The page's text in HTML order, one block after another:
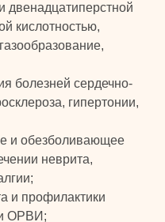
двенадцатиперстной
кислотностью,
болезней сердечно-
гипертонии,
и обезболивающее
неврита,
и профилактики
и ОРВИ;